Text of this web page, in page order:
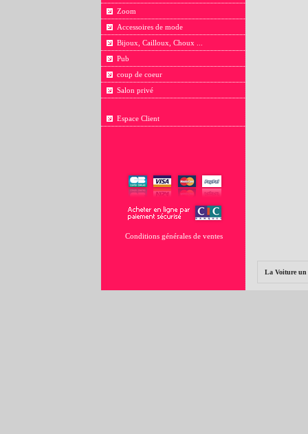
Zoom
Accessoires de mode
Bijoux, Cailloux, Choux ...
Pub
coup de coeur
Salon privé
Espace Client
Conditions générales de ventes
La Voiture un